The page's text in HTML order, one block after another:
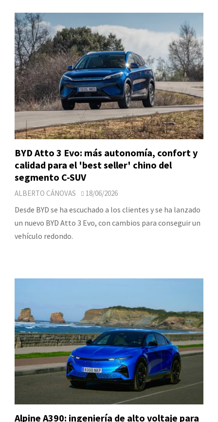
BYD Atto 3 Evo: más autonomía, confort y
calidad para el 'best seller' chino del
segmento C-SUV
ALBERTO CÁNOVAS 18/06/2026
Desde BYD se ha escuchado a los clientes y se ha lanzado
un nuevo BYD Atto 3 Evo, con cambios para conseguir un
vehículo redondo.
Alpine A390: ingeniería de alto voltaje para